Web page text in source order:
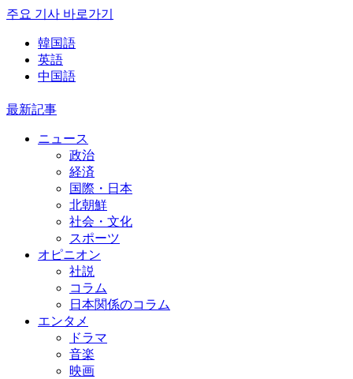
주요 기사 바로가기
韓国語
英語
中国語
最新記事
ニュース
政治
経済
国際・日本
北朝鮮
社会・文化
スポーツ
オピニオン
社説
コラム
日本関係のコラム
エンタメ
ドラマ
音楽
映画